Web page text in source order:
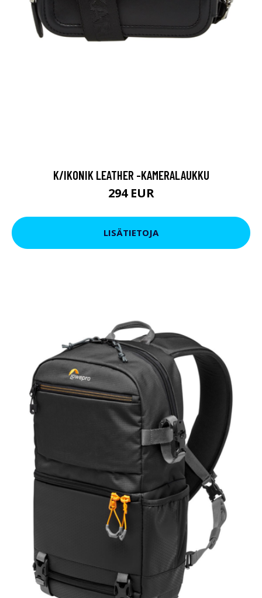
K/IKONIK LEATHER -KAMERALAUKKU
294 EUR
LISÄTIETOJA